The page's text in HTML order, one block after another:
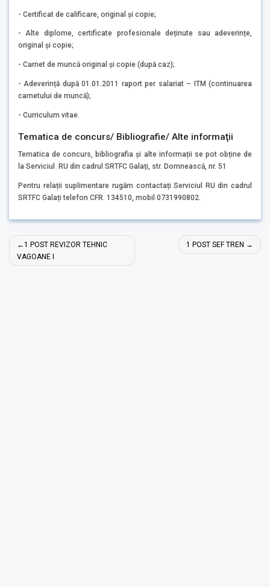
- Certificat de calificare, original și copie;
- Alte diplome, certificate profesionale deținute sau adeverințe,
original și copie;
- Carnet de muncă original și copie (după caz);
- Adeverință după 01.01.2011 raport per salariat – ITM (continuarea
carnetului de muncă);
- Curriculum vitae.
Tematica de concurs/ Bibliografie/ Alte informaţii
Tematica de concurs, bibliografia și alte informații se pot obține de
la Serviciul RU din cadrul SRTFC Galați, str. Domnească, nr. 51
Pentru relații suplimentare rugăm contactați Serviciul RU din cadrul
SRTFC Galați telefon CFR. 134510, mobil 0731990802.
Navigare
în
1 POST REVIZOR TEHNIC
VAGOANE I
1 POST SEF TREN